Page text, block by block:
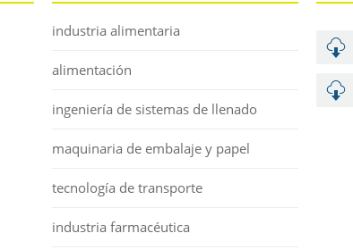
industria alimentaria
alimentación
ingeniería de sistemas de llenado
maquinaria de embalaje y papel
tecnología de transporte
industria farmacéutica